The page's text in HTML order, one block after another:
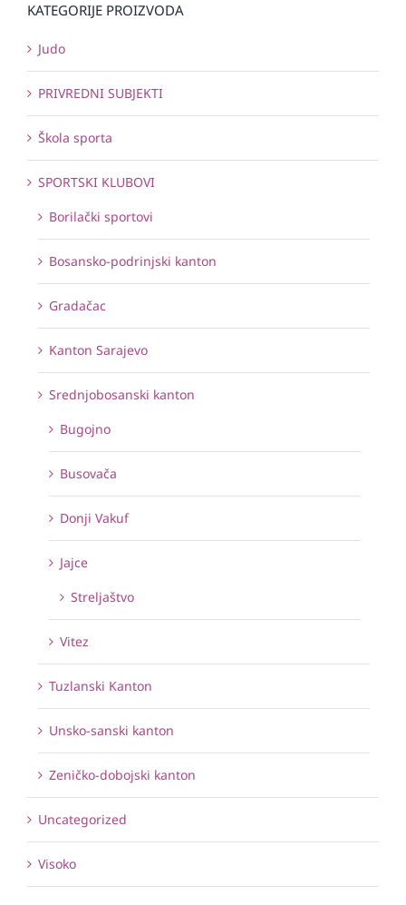
KATEGORIJE PROIZVODA
Judo
PRIVREDNI SUBJEKTI
Škola sporta
SPORTSKI KLUBOVI
Borilački sportovi
Bosansko-podrinjski kanton
Gradačac
Kanton Sarajevo
Srednjobosanski kanton
Bugojno
Busovača
Donji Vakuf
Jajce
Streljaštvo
Vitez
Tuzlanski Kanton
Unsko-sanski kanton
Zeničko-dobojski kanton
Uncategorized
Visoko